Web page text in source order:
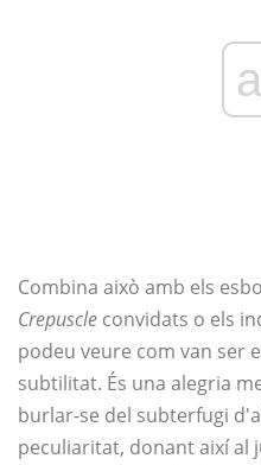
Combina això amb els
Crepuscle convidats o els
podeu veure com van ser
subtilitat. És una alegria
burlar-se del subterfugi
peculiaritat, donant així al